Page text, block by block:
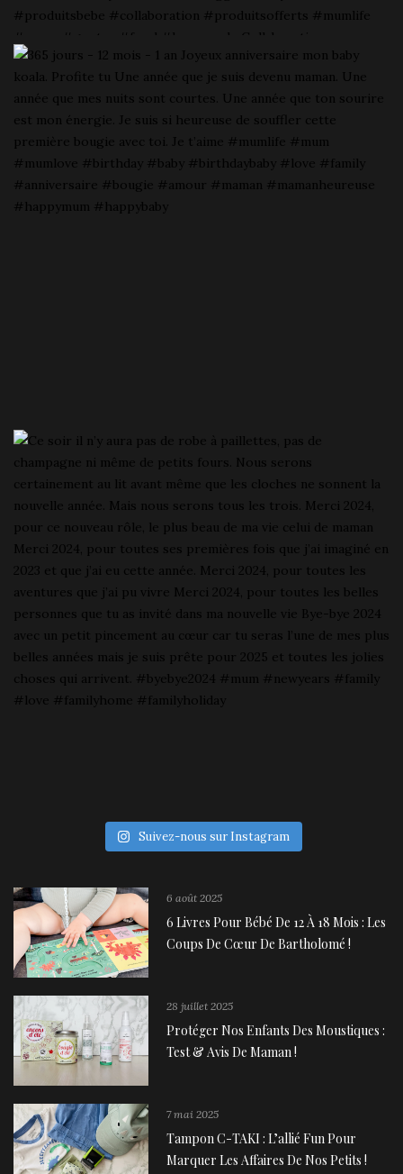
Suivez-nous sur Instagram
6 août 2025
6 Livres Pour Bébé De 12 À 18 Mois : Les
Coups De Cœur De Bartholomé !
28 juillet 2025
Protéger Nos Enfants Des Moustiques :
Test & Avis De Maman !
7 mai 2025
Tampon C-TAKI : L’allié Fun Pour
Marquer Les Affaires De Nos Petits !